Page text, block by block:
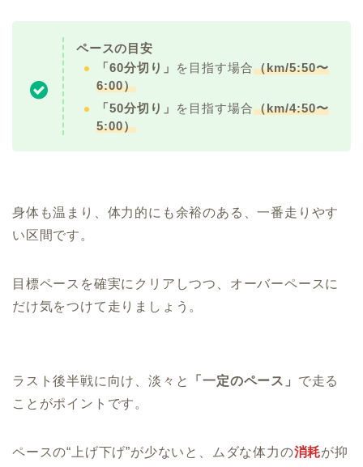
ペースの目安
「60分切り」
を目指す場合（km/5:50〜
6:00）
「50分切り」
を目指す場合（km/4:50〜
5:00）
身体も温まり、体力的にも余裕のある、一番走りやす
い区間です。
目標ペースを確実にクリアしつつ、オーバーペースに
だけ気をつけて走りましょう。
ラスト後半戦に向け、淡々と 「一定のペース」 で走る
ことがポイントです。
ペースの“上げ下げ”が少ないと、ムダな体力の消耗が抑